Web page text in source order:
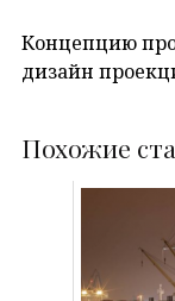
Концепцию
дизайн
Похожие